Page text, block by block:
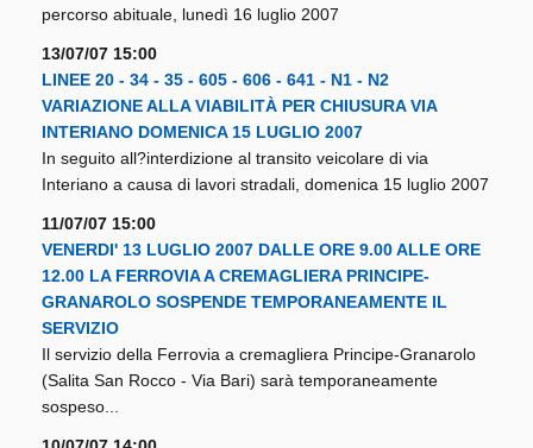
percorso abituale, lunedì 16 luglio 2007
13/07/07 15:00
LINEE 20 - 34 - 35 - 605 - 606 - 641 - N1 - N2
VARIAZIONE ALLA VIABILITÀ PER CHIUSURA VIA
INTERIANO DOMENICA 15 LUGLIO 2007
In seguito all?interdizione al transito veicolare di via
Interiano a causa di lavori stradali, domenica 15 luglio 2007
11/07/07 15:00
VENERDI' 13 LUGLIO 2007 DALLE ORE 9.00 ALLE ORE
12.00 LA FERROVIA A CREMAGLIERA PRINCIPE-
GRANAROLO SOSPENDE TEMPORANEAMENTE IL
SERVIZIO
Il servizio della Ferrovia a cremagliera Principe-Granarolo
(Salita San Rocco - Via Bari) sarà temporaneamente
sospeso...